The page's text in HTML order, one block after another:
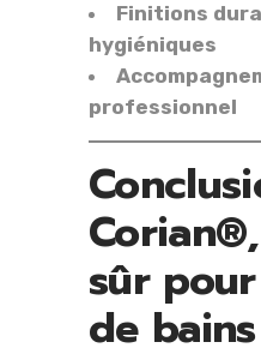
Finitions
hygiéniques
professionnel
sûr
de bains